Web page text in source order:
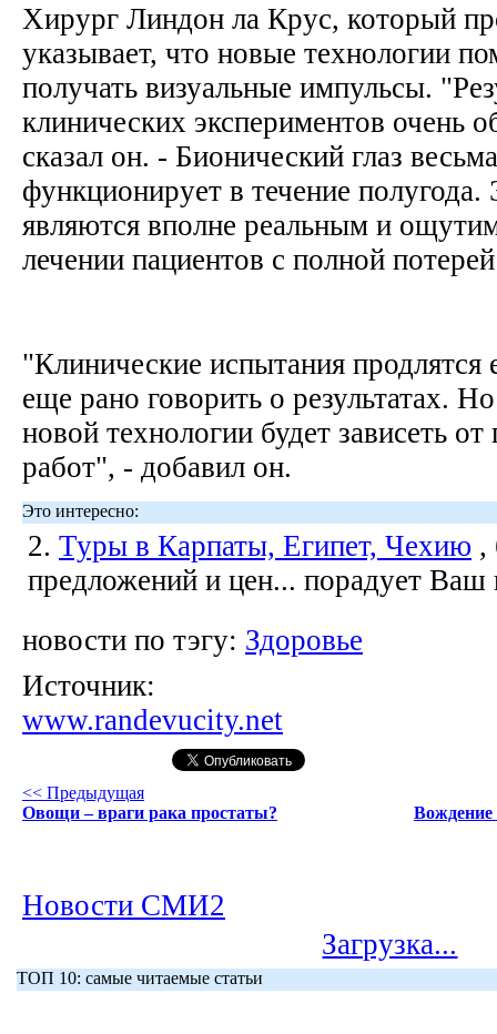
Хирург Линдон ла Крус, который
указывает, что новые технологии
получать визуальные импульсы.
клинических экспериментов очень
сказал он. - Бионический глаз
функционирует в течение
являются вполне реальным и
лечении пациентов с полной
"Клинические испытания продлятся
еще рано говорить о результатах.
новой технологии будет зависеть
работ", - добавил он.
Это интересно:
2. Туры в Карпаты, Египет, Чехию ,
предложений и цен... порадует Ваш
новости по тэгу: Здоровье
Источник:
www.randevucity.net
<< Предыдущая
Овощи – враги рака простаты?
Вождение
Новости СМИ2
Загрузка...
ТОП 10: самые читаемые статьи